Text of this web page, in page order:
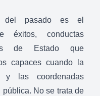
del pasado es el
éxitos, conductas
de Estado que
capaces cuando la
y las coordenadas
No se trata de